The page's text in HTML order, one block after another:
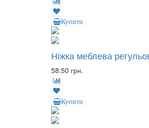
Купити
Ніжка меблева
58.50 грн.
Купити